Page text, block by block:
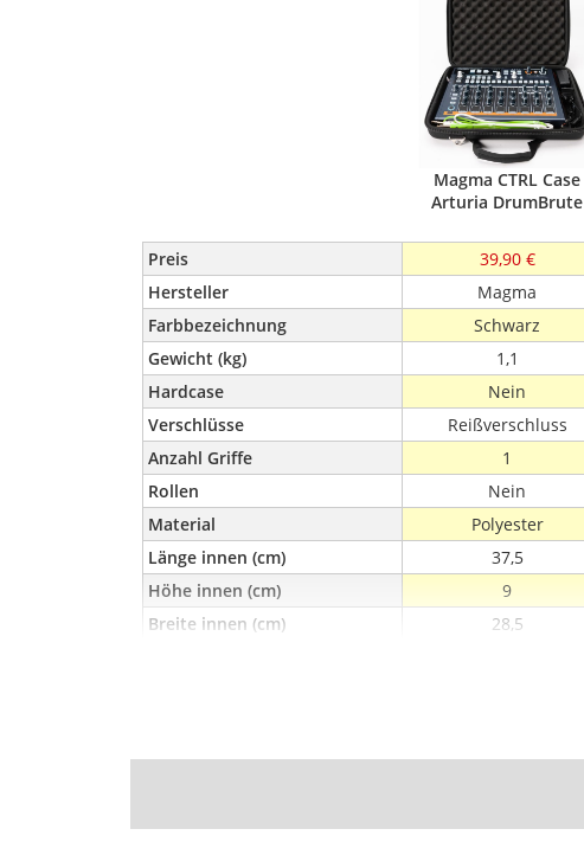
Magma CTRL Case
Arturia DrumBrute
Preis
39,90 €
Hersteller
Magma
Farbbezeichnung
Schwarz
Gewicht (kg)
1,1
Hardcase
Nein
Verschlüsse
Reißverschluss
Anzahl Griffe
1
Rollen
Nein
Material
Polyester
Länge innen (cm)
37,5
Höhe innen (cm)
9
Breite innen (cm)
28,5